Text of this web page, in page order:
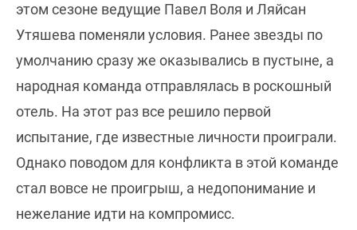
этом сезоне ведущие Павел Воля и Ляйсан
Утяшева поменяли условия. Ранее звезды по
умолчанию сразу же оказывались в пустыне, а
народная команда отправлялась в роскошный
отель. На этот раз все решило первой
испытание, где известные личности проиграли.
Однако поводом для конфликта в этой команде
стал вовсе не проигрыш, а недопонимание и
нежелание идти на компромисс.